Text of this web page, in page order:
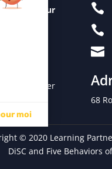
DiSC pour
RH,
DiSC et
de faciliter



68
© 2020 Learning
DiSC and Five Behaviors
moi
vos Options
vos paramètres de